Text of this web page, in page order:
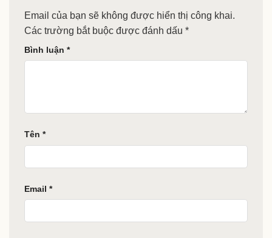
Email của bạn sẽ không được hiển thị công khai.
Các trường bắt buộc được đánh dấu *
Bình luận *
Tên *
Email *